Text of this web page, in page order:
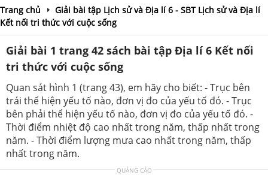
Trang chủ
Giải bài tập Lịch sử và Địa lí 6 - SBT Lịch sử và Địa lí
Kết nối tri thức với cuộc sống
Giải bài 1 trang 42 sách bài tập Địa lí 6 Kết nối
tri thức với cuộc sống
Quan sát hình 1 (trang 43), em hãy cho biết: - Trục bên
trái thể hiện yếu tố nào, đơn vị đo của yếu tố đó. - Trục
bên phải thể hiện yếu tố nào, đơn vị đo của yếu tố đó. -
Thời điểm nhiệt độ cao nhất trong năm, thấp nhất trong
năm. - Thời điểm lượng mưa cao nhất trong năm, thấp
nhất trong năm.
QUẢNG CÁO